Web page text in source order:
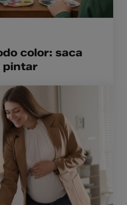
color: saca
pintar